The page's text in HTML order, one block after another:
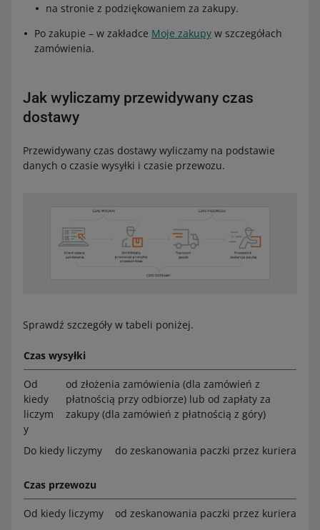
na stronie z podziękowaniem za zakupy.
Po zakupie – w zakładce Moje zakupy w szczegółach
zamówienia.
Jak wyliczamy przewidywany czas
dostawy
Przewidywany czas dostawy wyliczamy na podstawie
danych o czasie wysyłki i czasie przewozu.
Sprawdź szczegóły w tabeli poniżej.
Czas wysyłki
Od
kiedy
liczym
y
od złożenia zamówienia (dla zamówień z
płatnością przy odbiorze) lub od zapłaty za
zakupy (dla zamówień z płatnością z góry)
Do kiedy liczymy do zeskanowania paczki przez kuriera
Czas przewozu
Od kiedy liczymy od zeskanowania paczki przez kuriera